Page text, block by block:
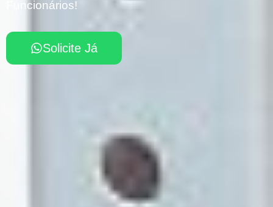
Funcionários!
Solicite Já